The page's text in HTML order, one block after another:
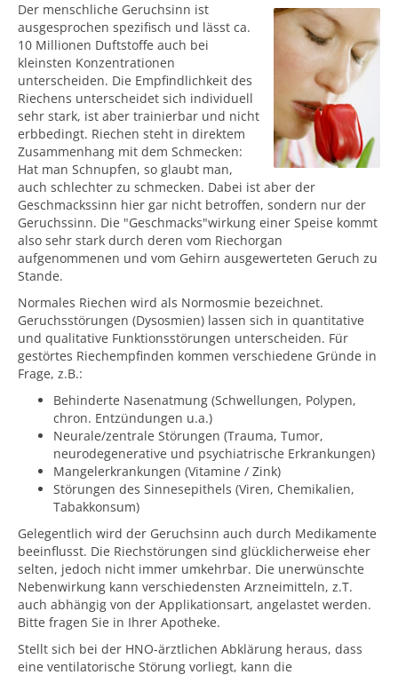
Der menschliche Geruchsinn ist
ausgesprochen spezifisch und lässt ca.
10 Millionen Duftstoffe auch bei
kleinsten Konzentrationen
unterscheiden. Die Empfindlichkeit des
Riechens unterscheidet sich individuell
sehr stark, ist aber trainierbar und nicht
erbbedingt. Riechen steht in direktem
Zusammenhang mit dem Schmecken:
Hat man Schnupfen, so glaubt man,
auch schlechter zu schmecken. Dabei ist aber der
Geschmackssinn hier gar nicht betroffen, sondern nur der
Geruchssinn. Die "Geschmacks"wirkung einer Speise kommt
also sehr stark durch deren vom Riechorgan
aufgenommenen und vom Gehirn ausgewerteten Geruch zu
Stande.
Normales Riechen wird als Normosmie bezeichnet.
Geruchsstörungen (Dysosmien) lassen sich in quantitative
und qualitative Funktionsstörungen unterscheiden. Für
gestörtes Riechempfinden kommen verschiedene Gründe in
Frage, z.B.:
Behinderte Nasenatmung (Schwellungen, Polypen,
chron. Entzündungen u.a.)
Neurale/zentrale Störungen (Trauma, Tumor,
neurodegenerative und psychiatrische Erkrankungen)
Mangelerkrankungen (Vitamine / Zink)
Störungen des Sinnesepithels (Viren, Chemikalien,
Tabakkonsum)
Gelegentlich wird der Geruchsinn auch durch Medikamente
beeinflusst. Die Riechstörungen sind glücklicherweise eher
selten, jedoch nicht immer umkehrbar. Die unerwünschte
Nebenwirkung kann verschiedensten Arzneimitteln, z.T.
auch abhängig von der Applikationsart, angelastet werden.
Bitte fragen Sie in Ihrer Apotheke.
Stellt sich bei der HNO-ärztlichen Abklärung heraus, dass
eine ventilatorische Störung vorliegt, kann die